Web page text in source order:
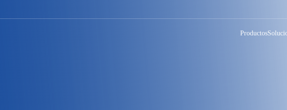
Productos